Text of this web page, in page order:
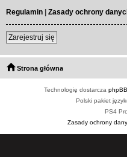
Regulamin | Zasady ochrony
Zarejestruj się
Strona główna
Technologię dostarcza phpBB
Polski pakiet
PS4
Zasady ochrony